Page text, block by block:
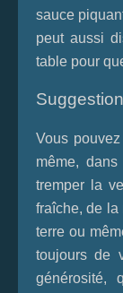
sauce
peut aussi
table pour
Vous
même,
tremper la
fraîche, de la
terre ou
toujours de
générosité,